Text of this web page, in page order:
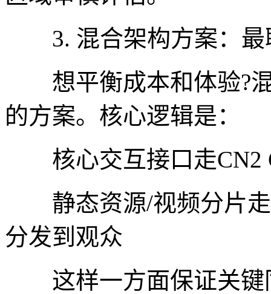
3. 混合架构方案：最
想平衡成本和体验?混
的方案。核心逻辑是：
核心交互接口走CN2
静态资源/视频分片走
分发到观众
这样一方面保证关键